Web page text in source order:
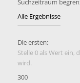
Suchzeitraum
Die ersten:
Stelle 0 als Wert ein,
wird.